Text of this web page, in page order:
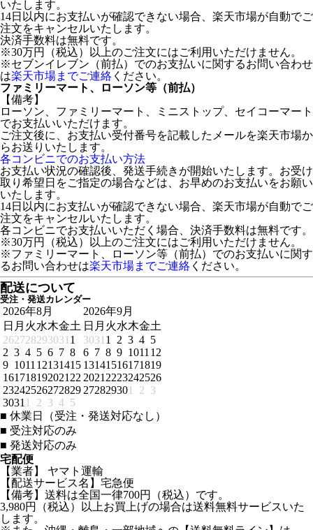
いたします。
14日以内にお支払いが確認できない場合、楽天市場が自動でご
注文をキャンセルいたします。
決済手数料は無料です。
※30万円（税込）以上のご注文にはご利用いただけません。
※セブンイレブン（前払）でのお支払いに関するお問い合わせ
は楽天市場までご連絡 ください。
ファミリーマート、ローソン等（前払）
【備考】
ローソン、ファミリーマート、ミニストップ、セイコーマート
でお支払いいただけます。
ご注文後に、お支払い受付番号を記載したメールを楽天市場か
らお送りいたします。
各コンビニでのお支払い方法
お支払い状況の確認後、発送手続きが開始いたします。お受け
取り希望日をご指定の場合などは、お早めのお支払いをお願い
いたします。
14日以内にお支払いが確認できない場合、楽天市場が自動でご
注文をキャンセルいたします。
各コンビニでお支払いいただく場合、決済手数料は無料です。
※30万円（税込）以上のご注文にはご利用いただけません。
※ファミリーマート、ローソン等（前払）でのお支払いに関す
るお問い合わせは楽天市場までご連絡 ください。
配送について
受注・発送カレンダー
2026年8月
日 月 火水木金土
262728293031 1
2 3 4 5 6 7 8
9 1011 12131415
161718192021 22
23242526272829
3031 1 2 3 4 5
2026年9月
日 月 火水木金土
3031 1 2 3 4 5
6 7 8 9 1011 12
13141516171819
2021 2223242526
272829301 2 3
■ 休業日（受注・発送対応なし）
■ 受注対応のみ
■ 発送対応のみ
宅配便
【業者】 ヤマト運輸
【配送サービス名】宅急便
【備考】送料は全国一律700円（税込）です。
3,980円（税込）以上お買上げの場合は送料無料サービスいた
します。